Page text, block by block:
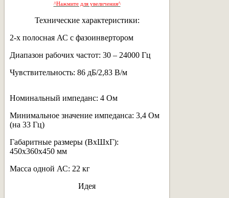
^Нажмите для увеличения^
Технические характеристики:
2-х полосная АС с фазоинвертором
Диапазон рабочих частот: 30 – 24000 Гц
Чувствительность: 86 дБ/2,83 В/м
Номинальный импеданс: 4 Ом
Минимальное значение импеданса: 3,4 Ом
(на 33 Гц)
Габаритные размеры (ВхШхГ):
450х360х450 мм
Масса одной АС: 22 кг
Идея